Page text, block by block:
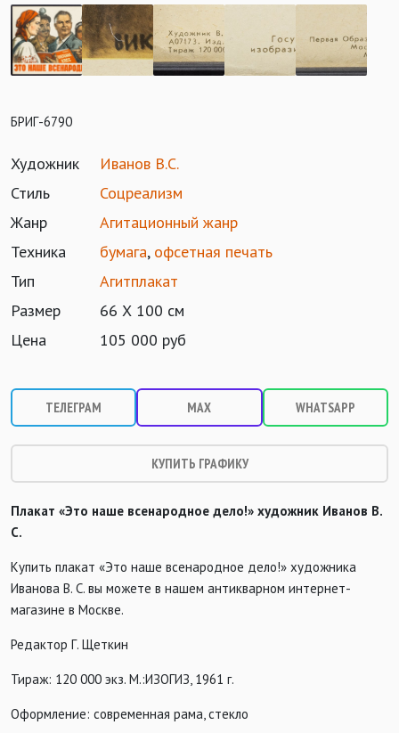
БРИГ-6790
Художник
Иванов В.С.
Стиль
Соцреализм
Жанр
Агитационный жанр
Техника
бумага, офсетная печать
Тип
Агитплакат
Размер
66 Х 100 см
Цена
105 000 руб
ТЕЛЕГРАМ MAX WHATSAPP
КУПИТЬ ГРАФИКУ
Плакат «Это наше всенародное дело!» художник Иванов В.
С.
Купить плакат «Это наше всенародное дело!» художника
Иванова В. С. вы можете в нашем антикварном интернет-
магазине в Москве.
Редактор Г. Щеткин
Тираж: 120 000 экз. М.:ИЗОГИЗ, 1961 г.
Оформление: современная рама, стекло